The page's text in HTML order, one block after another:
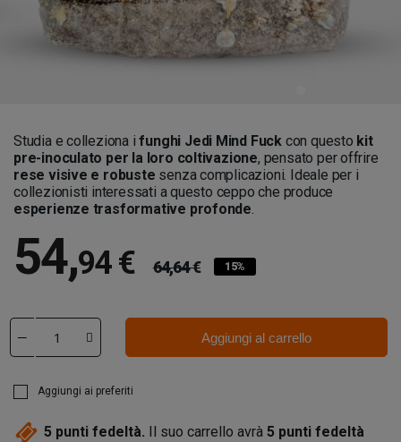
Studia e colleziona ifunghi Jedi Mind Fuckcon questo kit
pre-inoculato per la loro coltivazione, pensato per offrire
rese visive e robuste senza complicazioni. Ideale per i
collezionisti interessati a questo ceppo che produce
esperienze trasformative profonde.
54,94 € 64,64 € 15%
Aggiungi al carrello
Aggiungi ai preferiti
5 punti fedeltà. Il suo carrello avrà 5 punti fedeltà